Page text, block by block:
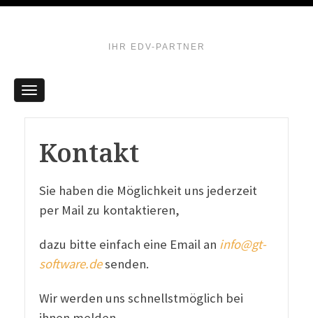
IHR EDV-PARTNER
Kontakt
Sie haben die Möglichkeit uns jederzeit
per Mail zu kontaktieren,
dazu bitte einfach eine Email an info@gt-
software.desenden.
Wir werden uns schnellstmöglich bei